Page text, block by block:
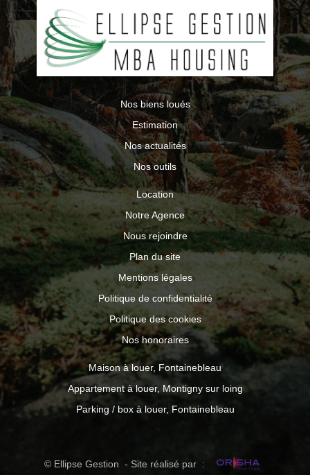
Nos biens loués
Estimation
Nos actualités
Nos outils
Location
Notre Agence
Nous rejoindre
Plan du site
Mentions légales
Politique de confidentialité
Politique des cookies
Nos honoraires
Maison à louer, Fontainebleau
Appartement à louer, Montigny sur loing
Parking / box à louer, Fontainebleau
© Ellipse Gestion - Site réalisé par :